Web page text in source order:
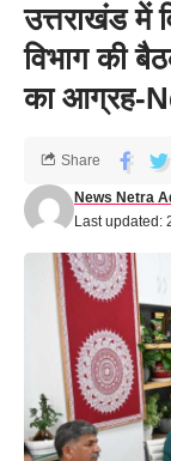
उत्तराखंड में
विभाग की
का आग्रह-
Last updated:
News Netra
Share